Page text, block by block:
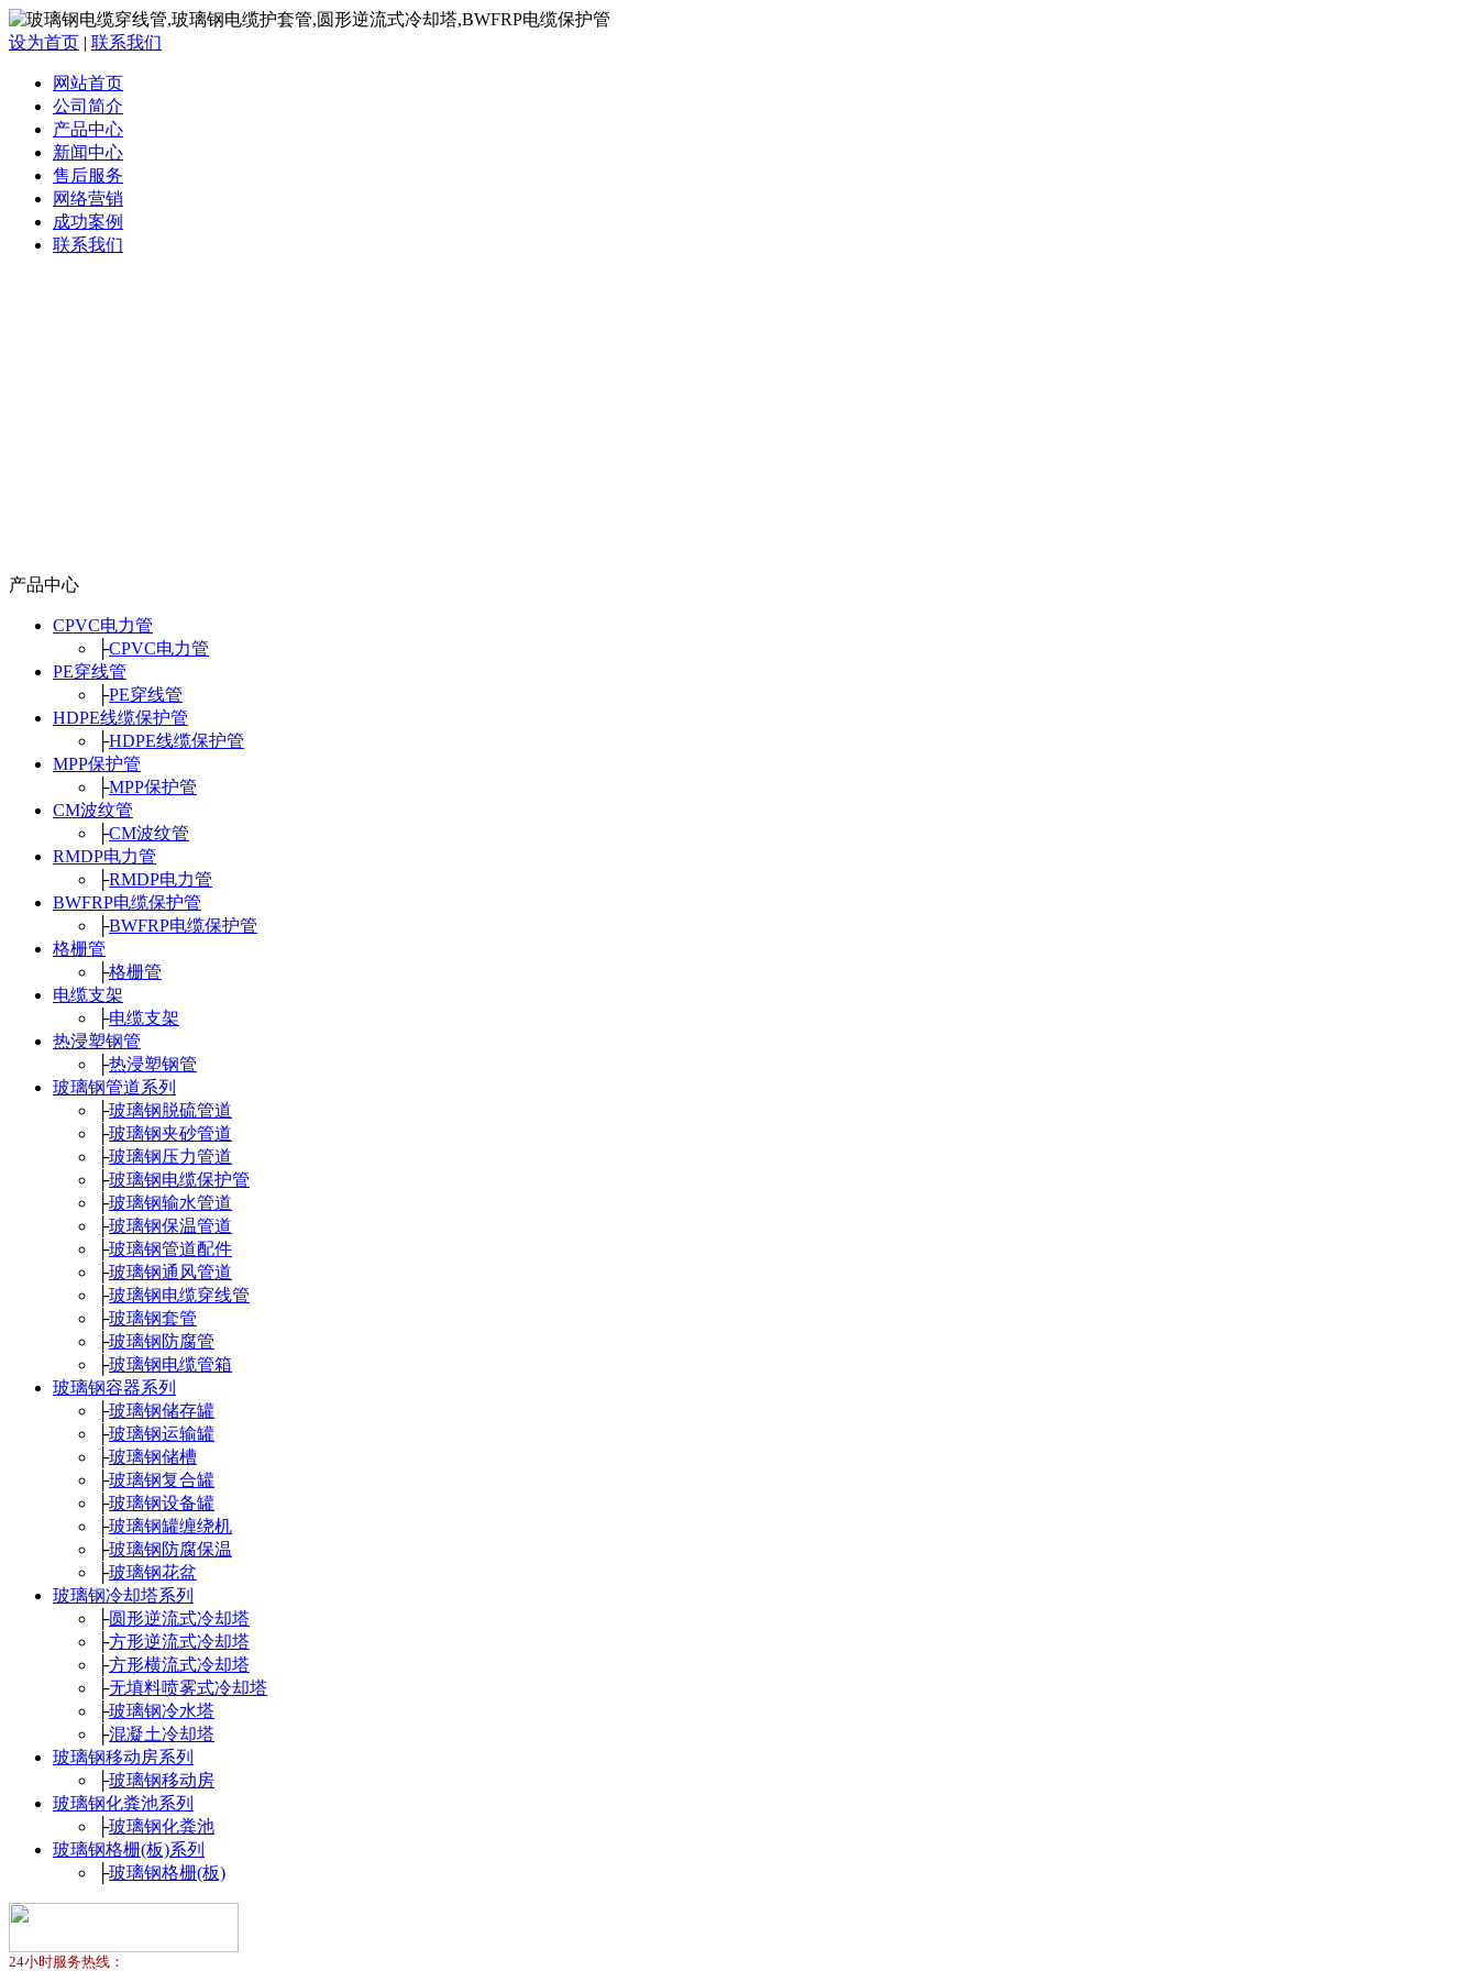
设为首页 | 联系我们
网站首页
公司简介
产品中心
新闻中心
售后服务
网络营销
成功案例
联系我们
产品中心
CPVC电力管
├CPVC电力管
PE穿线管
├PE穿线管
HDPE线缆保护管
├HDPE线缆保护管
MPP保护管
├MPP保护管
CM波纹管
├CM波纹管
RMDP电力管
├RMDP电力管
BWFRP电缆保护管
├BWFRP电缆保护管
格栅管
├格栅管
电缆支架
├电缆支架
热浸塑钢管
├热浸塑钢管
玻璃钢管道系列
├玻璃钢脱硫管道
├玻璃钢夹砂管道
├玻璃钢压力管道
├玻璃钢电缆保护管
├玻璃钢输水管道
├玻璃钢保温管道
├玻璃钢管道配件
├玻璃钢通风管道
├玻璃钢电缆穿线管
├玻璃钢套管
├玻璃钢防腐管
├玻璃钢电缆管箱
玻璃钢容器系列
├玻璃钢储存罐
├玻璃钢运输罐
├玻璃钢储槽
├玻璃钢复合罐
├玻璃钢设备罐
├玻璃钢罐缠绕机
├玻璃钢防腐保温
├玻璃钢花盆
玻璃钢冷却塔系列
├圆形逆流式冷却塔
├方形逆流式冷却塔
├方形横流式冷却塔
├无填料喷雾式冷却塔
├玻璃钢冷水塔
├混凝土冷却塔
玻璃钢移动房系列
├玻璃钢移动房
玻璃钢化粪池系列
├玻璃钢化粪池
玻璃钢格栅(板)系列
├玻璃钢格栅(板)
24小时服务热线：